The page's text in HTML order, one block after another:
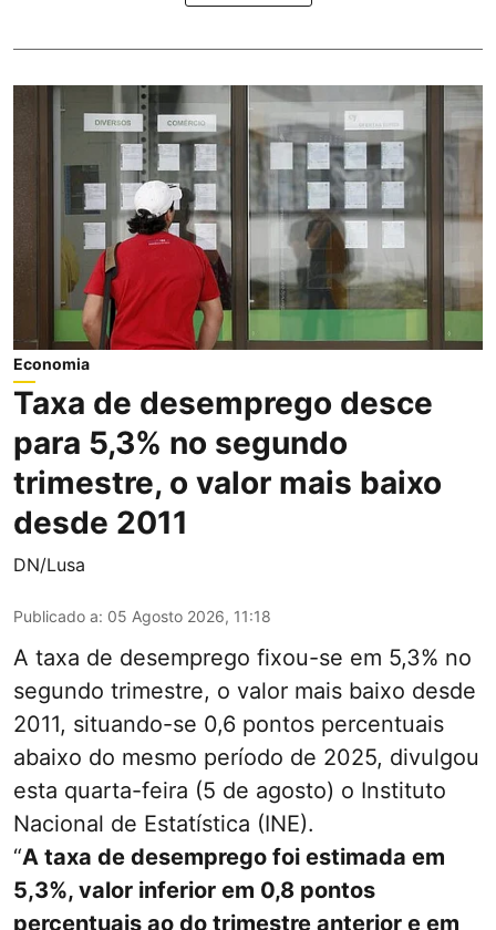
Economia
Taxa de desemprego desce
para 5,3% no segundo
trimestre, o valor mais baixo
desde 2011
DN/Lusa
Publicado a: 05 Agosto 2026, 11:18
A taxa de desemprego fixou-se em 5,3% no
segundo trimestre, o valor mais baixo desde
2011, situando-se 0,6 pontos percentuais
abaixo do mesmo período de 2025, divulgou
esta quarta-feira (5 de agosto) o Instituto
Nacional de Estatística (INE).
“A taxa de desemprego foi estimada em
5,3%, valor inferior em 0,8 pontos
percentuais ao do trimestre anterior e em